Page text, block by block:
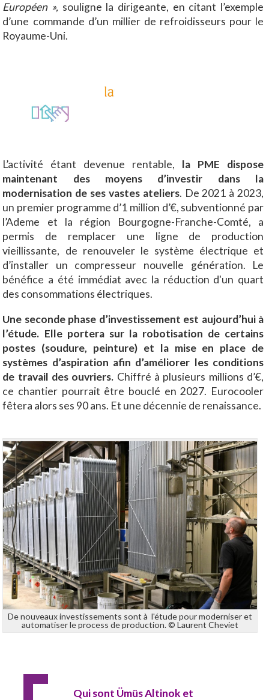
Européen », souligne la dirigeante, en citant l’exemple
d’une commande d’un millier de refroidisseurs pour le
Royaume-Uni.
L’activité étant devenue rentable, la PME dispose
maintenant des moyens d’investir dans la
modernisation de ses vastes ateliers. De 2021 à 2023,
un premier programme d’1 million d’€, subventionné par
l’Ademe et la région Bourgogne-Franche-Comté, a
permis de remplacer une ligne de production
vieillissante, de renouveler le système électrique et
d’installer un compresseur nouvelle génération. Le
bénéfice a été immédiat avec la réduction d'un quart
des consommations électriques.
Une seconde phase d’investissement est aujourd’hui à
l’étude. Elle portera sur la robotisation de certains
postes (soudure, peinture) et la mise en place de
systèmes d’aspiration afin d’améliorer les conditions
de travail des ouvriers. Chiffré à plusieurs millions d’€,
ce chantier pourrait être bouclé en 2027. Eurocooler
fêtera alors ses 90 ans. Et une décennie de renaissance.
De nouveaux investissements sont à l'étude pour moderniser et
automatiser le process de production. © Laurent Cheviet
Qui sont Ümüs Altinok et